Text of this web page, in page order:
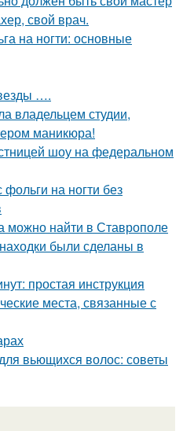
свой врач.
на ногти: основные
….
владельцем студии,
маникюра!
шоу на федеральном
фольги на ногти без
можно найти в Ставрополе
были сделаны в
простая инструкция
места, связанные с
вьющихся волос: советы